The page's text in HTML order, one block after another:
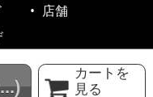
カートを
見る
店舗
Rights Reserved.